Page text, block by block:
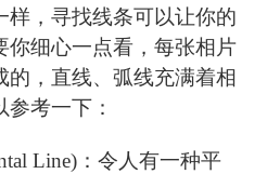
，寻找线条可以让你的
你细心一点看，每张相片
的，直线、弧线充满着相
考一下：
Line)：令人有一种平